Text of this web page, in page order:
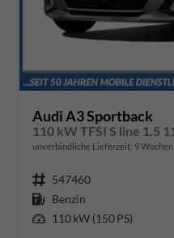
Audi A3 Sportback
unverbindliche Lieferzeit: 9 Wochen
Fahrzeugnr. 547460
Kraftstoff Benzin
Leistung 110 kW (150 PS)